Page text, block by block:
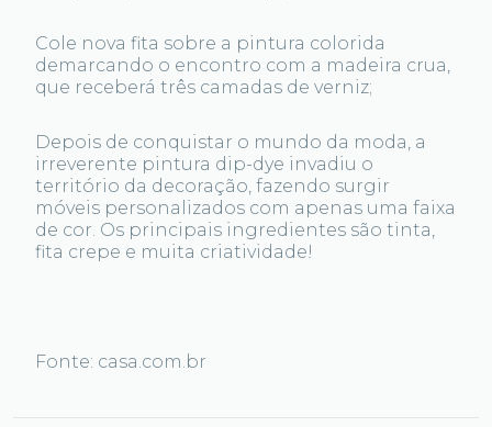
Cole nova fita sobre a pintura colorida
demarcando o encontro com a madeira crua,
que receberá três camadas de verniz;
Depois de conquistar o mundo da moda, a
irreverente pintura dip-dye invadiu o
território da decoração, fazendo surgir
móveis personalizados com apenas uma faixa
de cor. Os principais ingredientes são tinta,
fita crepe e muita criatividade!
Fonte: casa.com.br